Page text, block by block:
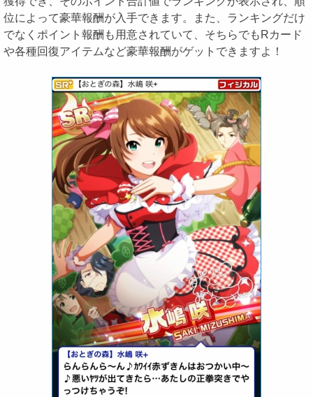
位によって豪華報酬が入手できます。また、ランキングだけ
でなくポイント報酬も用意されていて、そちらでもRカード
や各種回復アイテムなど豪華報酬がゲットできますよ！